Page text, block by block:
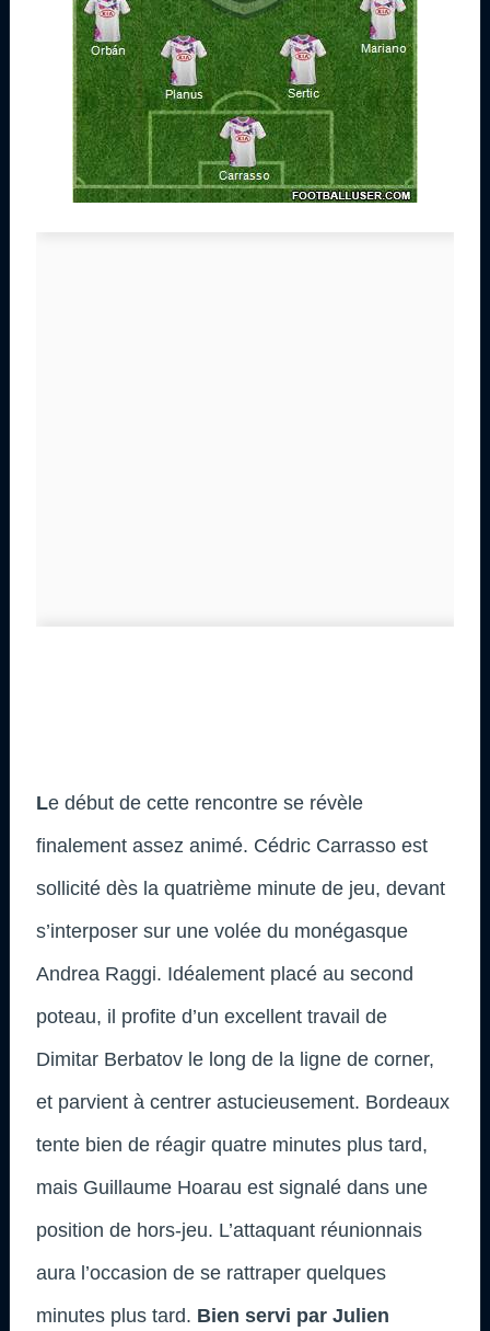
Le début de cette rencontre se révèle
finalement assez animé. Cédric Carrasso est
sollicité dès la quatrième minute de jeu, devant
s’interposer sur une volée du monégasque
Andrea Raggi. Idéalement placé au second
poteau, il profite d’un excellent travail de
Dimitar Berbatov le long de la ligne de corner,
et parvient à centrer astucieusement. Bordeaux
tente bien de réagir quatre minutes plus tard,
mais Guillaume Hoarau est signalé dans une
position de hors-jeu. L’attaquant réunionnais
aura l’occasion de se rattraper quelques
minutes plus tard. Bien servi par Julien